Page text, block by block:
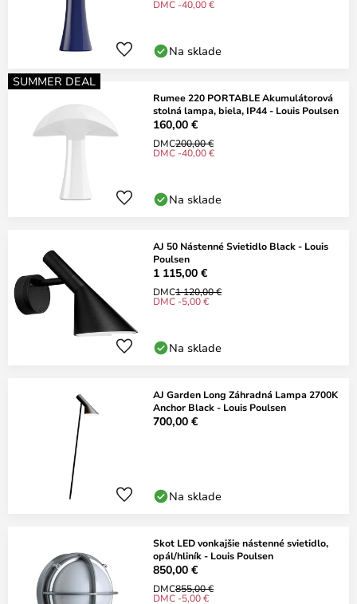
DMC -40,00 €
Na sklade
SUMMER DEAL
Rumee 220 PORTABLE Akumulátorová
stolná lampa, biela, IP44 - Louis Poulsen
160,00 €
DMC200,00 €
DMC -40,00 €
Na sklade
AJ 50 Nástenné Svietidlo Black - Louis
Poulsen
1 115,00 €
DMC1 120,00 €
DMC -5,00 €
Na sklade
AJ Garden Long Záhradná Lampa 2700K
Anchor Black - Louis Poulsen
700,00 €
Na sklade
Skot LED vonkajšie nástenné svietidlo,
opál/hliník - Louis Poulsen
850,00 €
DMC855,00 €
DMC -5,00 €